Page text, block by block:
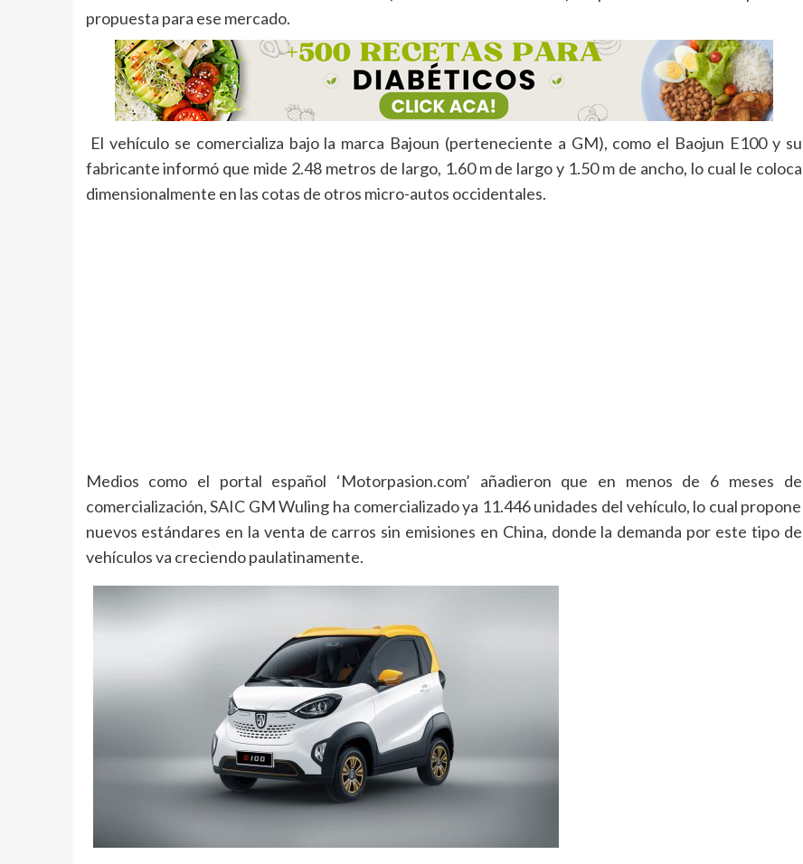
propuesta para ese mercado.
El vehículo se comercializa bajo la marca Bajoun (perteneciente a GM), como el Baojun E100 y su
fabricante informó que mide 2.48 metros de largo, 1.60 m de largo y 1.50 m de ancho, lo cual le coloca
dimensionalmente en las cotas de otros micro-autos occidentales.
Medios como el portal español ‘Motorpasion.com’ añadieron que en menos de 6 meses de
comercialización, SAIC GM Wuling ha comercializado ya 11.446 unidades del vehículo, lo cual propone
nuevos estándares en la venta de carros sin emisiones en China, donde la demanda por este tipo de
vehículos va creciendo paulatinamente.